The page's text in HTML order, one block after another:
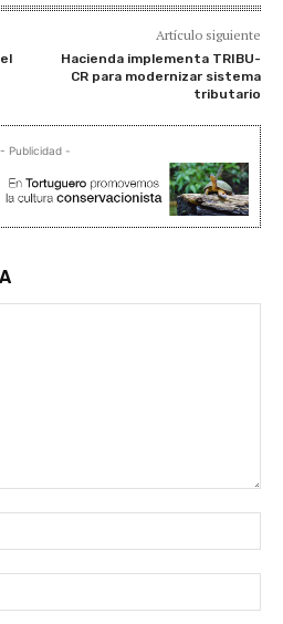
Artículo siguiente
Hacienda implementa TRIBU-
CR para modernizar sistema
tributario
- Publicidad -